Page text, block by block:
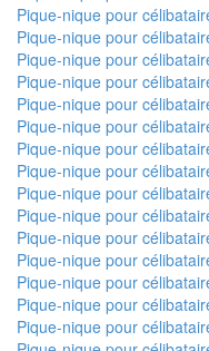
Pique-nique pour
Pique-nique pour
Pique-nique pour
Pique-nique pour
Pique-nique pour
Pique-nique pour
Pique-nique pour
Pique-nique pour
Pique-nique pour
Pique-nique pour
Pique-nique pour
Pique-nique pour
Pique-nique pour
Pique-nique pour
Pique-nique pour